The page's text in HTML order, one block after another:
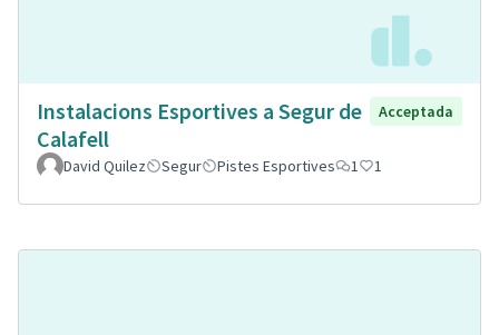
Instalacions Esportives a Segur de
Calafell
Acceptada
David Quilez Segur Pistes Esportives 1 1